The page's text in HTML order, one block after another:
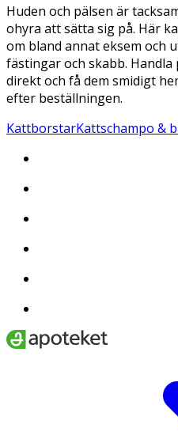
Huden och pälsen är
ohyra att sätta sig på. Här
om bland annat eksem och
fästingar och skabb.
direkt och få dem smidigt
efter beställningen.
KattborstarKattschampo &